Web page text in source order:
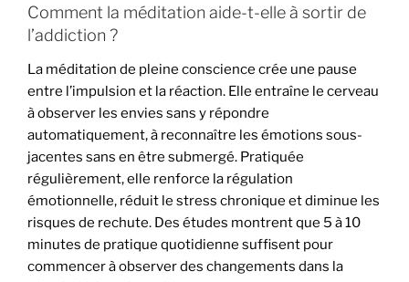
Comment la méditation aide-t-elle à sortir de
l’addiction ?
La méditation de pleine conscience crée une pause
entre l’impulsion et la réaction. Elle entraîne le cerveau
à observer les envies sans y répondre
automatiquement, à reconnaître les émotions sous-
jacentes sans en être submergé. Pratiquée
régulièrement, elle renforce la régulation
émotionnelle, réduit le stress chronique et diminue les
risques de rechute. Des études montrent que 5 à 10
minutes de pratique quotidienne suffisent pour
commencer à observer des changements dans la